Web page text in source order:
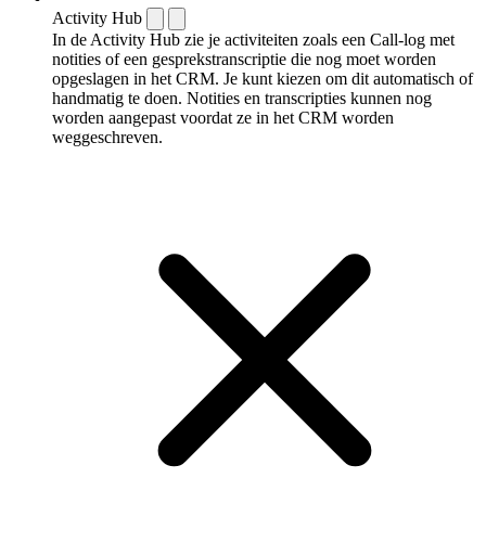
Activity Hub
In de Activity Hub zie je activiteiten zoals een Call-log met
notities of een gespreks­transcriptie die nog moet worden
opgeslagen in het CRM. Je kunt kiezen om dit automatisch of
handmatig te doen. Notities en transcripties kunnen nog
worden aangepast voordat ze in het CRM worden
weggeschreven.